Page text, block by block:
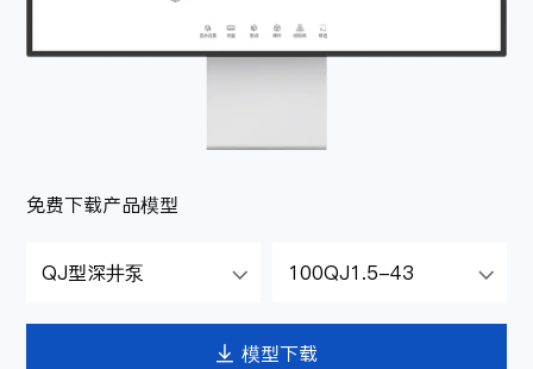
免费下载产品模型
QJ型深井泵  100QJ1.5-43 
 模型下载